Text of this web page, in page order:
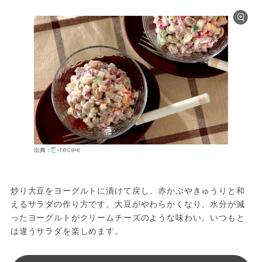
出典：
炒り大豆をヨーグルトに漬けて戻し、赤かぶやきゅうりと和
えるサラダの作り方です。大豆がやわらかくなり、水分が減
ったヨーグルトがクリームチーズのような味わい。いつもと
は違うサラダを楽しめます。